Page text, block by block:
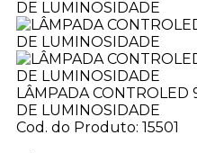
LÂMPADA CONTROLED
DE LUMINOSIDADE
Cod. do Produto: 15501